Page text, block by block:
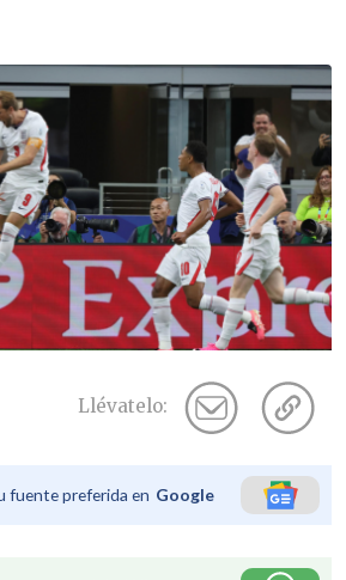
Llévatelo:
fuente preferida en Google